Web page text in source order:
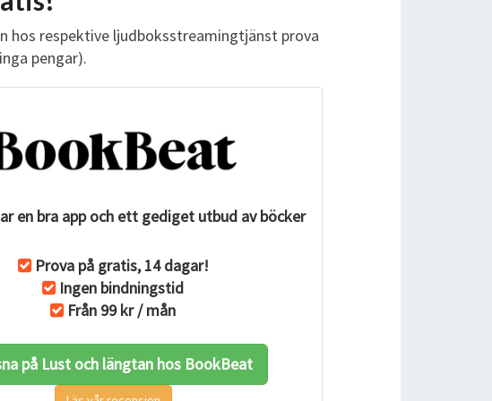
hos respektive ljudboksstreamingtjänst prova
pengar).
en bra app och ett gediget utbud av böcker
Prova på gratis, 14 dagar!
Ingen bindningstid
Från 99 kr / mån
på Lust och längtan hos BookBeat